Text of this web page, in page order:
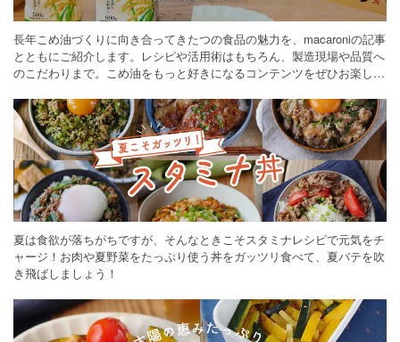
長年こめ油づくりに向き合ってきたつの食品の魅力を、macaroniの記事
とともにご紹介します。レシピや活用術はもちろん、製造現場や品質へ
のこだわりまで。こめ油をもっと好きになるコンテンツをぜひお楽しみ
夏は食欲が落ちがちですが、そんなときこそスタミナレシピで元気をチ
ャージ！お肉や夏野菜をたっぷり使う丼をガッツリ食べて、夏バテを吹
き飛ばしましょう！